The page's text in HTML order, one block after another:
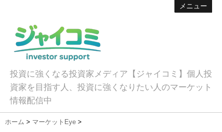
メニュー
投資に強くなる投資家メディア【ジャイコミ】個人投
資家を目指す人、投資に強くなりたい人のマーケット
情報配信中
ホーム > マーケットEye >